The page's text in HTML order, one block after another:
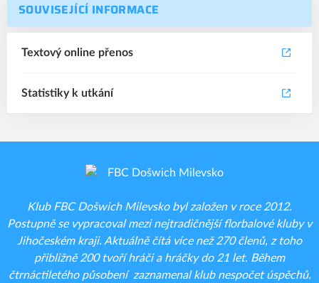
SOUVISEJÍCÍ INFORMACE
Textový online přenos
Statistiky k utkání
Klub FBC Došwich Milevsko byl založen v roce 2012.
Postupně se vypracoval mezi nejtradičnější florbalové kluby v
Jihočeském kraji. Aktuálně čítá více než 270 členů, z toho
přibližně 200 tvoří hráči a hráčky do 21 let. Během
čtrnáctiletého působení zaznamenal klub nespočet úspěchů.